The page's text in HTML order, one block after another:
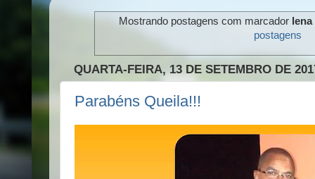
Mostrando postagens com marcador
postagens
QUARTA-FEIRA, 13 DE SETEMBRO DE
Parabéns Queila!!!